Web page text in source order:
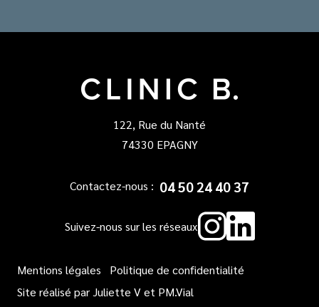
122, Rue du Nanté
74330 EPAGNY
Contactez-nous : 04 50 24 40 37
Suivez-nous sur les réseaux
Mentions légales
Politique de confidentialité
Site réalisé par Juliette Vet PM.Vial